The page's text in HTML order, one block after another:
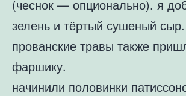
(чеснок — опционально). я
зелень и тёртый сушеный
прованские травы также
фаршику.
начинили половинки